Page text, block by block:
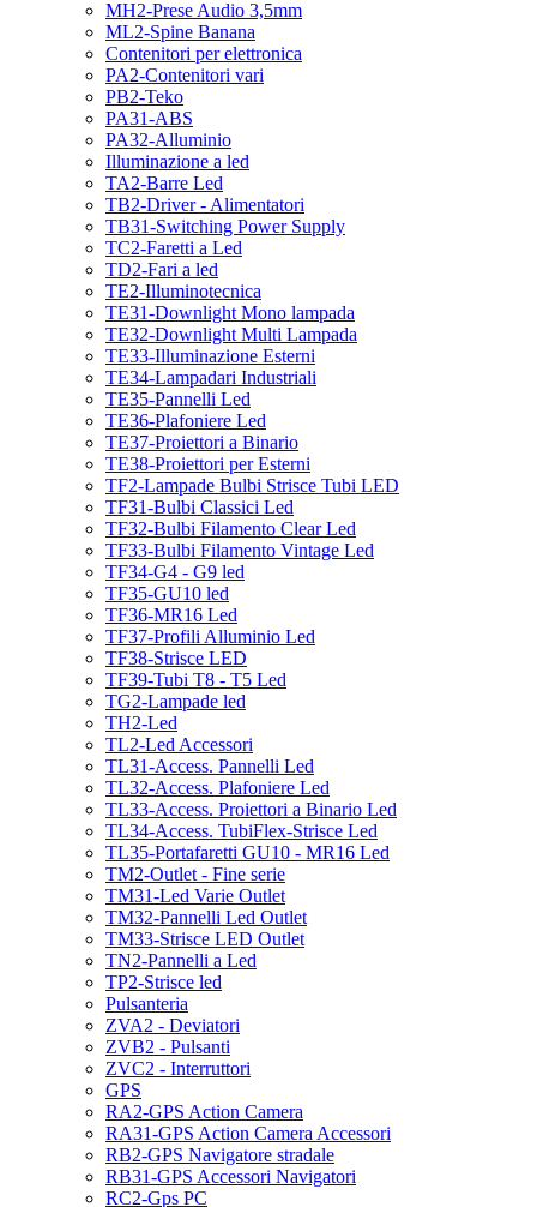
MH2-Prese Audio 3,5mm
ML2-Spine Banana
Contenitori per elettronica
PA2-Contenitori vari
PB2-Teko
PA31-ABS
PA32-Alluminio
Illuminazione a led
TA2-Barre Led
TB2-Driver - Alimentatori
TB31-Switching Power Supply
TC2-Faretti a Led
TD2-Fari a led
TE2-Illuminotecnica
TE31-Downlight Mono lampada
TE32-Downlight Multi Lampada
TE33-Illuminazione Esterni
TE34-Lampadari Industriali
TE35-Pannelli Led
TE36-Plafoniere Led
TE37-Proiettori a Binario
TE38-Proiettori per Esterni
TF2-Lampade Bulbi Strisce Tubi LED
TF31-Bulbi Classici Led
TF32-Bulbi Filamento Clear Led
TF33-Bulbi Filamento Vintage Led
TF34-G4 - G9 led
TF35-GU10 led
TF36-MR16 Led
TF37-Profili Alluminio Led
TF38-Strisce LED
TF39-Tubi T8 - T5 Led
TG2-Lampade led
TH2-Led
TL2-Led Accessori
TL31-Access. Pannelli Led
TL32-Access. Plafoniere Led
TL33-Access. Proiettori a Binario Led
TL34-Access. TubiFlex-Strisce Led
TL35-Portafaretti GU10 - MR16 Led
TM2-Outlet - Fine serie
TM31-Led Varie Outlet
TM32-Pannelli Led Outlet
TM33-Strisce LED Outlet
TN2-Pannelli a Led
TP2-Strisce led
Pulsanteria
ZVA2 - Deviatori
ZVB2 - Pulsanti
ZVC2 - Interruttori
GPS
RA2-GPS Action Camera
RA31-GPS Action Camera Accessori
RB2-GPS Navigatore stradale
RB31-GPS Accessori Navigatori
RC2-Gps PC